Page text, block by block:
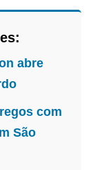
abre
com
São